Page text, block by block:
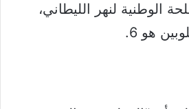
الوطنية لنهر الليطاني،
هو 6.